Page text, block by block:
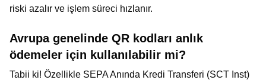
riski azalır ve işlem süreci hızlanır.
Avrupa genelinde QR kodları anlık
ödemeler için kullanılabilir mi?
Tabii ki! Özellikle SEPA Anında Kredi Transferi (SCT Inst)